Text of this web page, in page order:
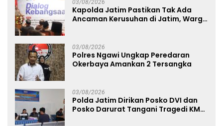
03/08/2026
Kapolda Jatim Pastikan Tak Ada
Ancaman Kerusuhan di Jatim, Warga
03/08/2026
Polres Ngawi Ungkap Peredaran
Okerbaya Amankan 2 Tersangka
03/08/2026
Polda Jatim Dirikan Posko DVI dan
Posko Darurat Tangani Tragedi KMP